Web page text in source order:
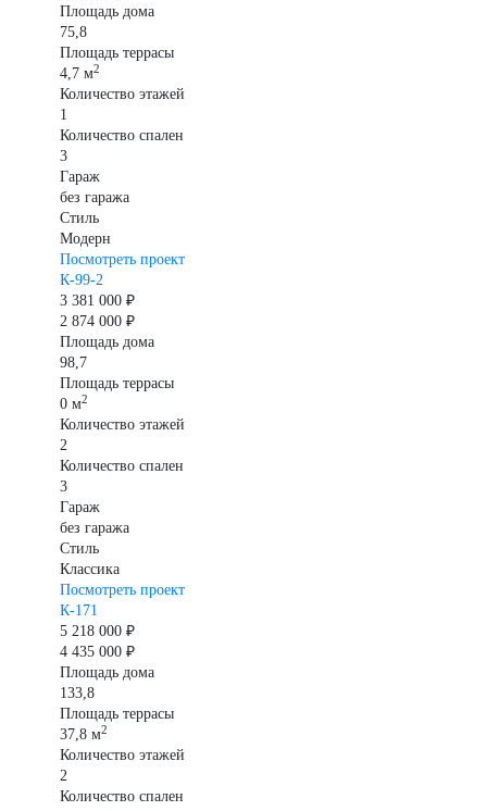
Площадь дома
75,8
Площадь террасы
4,7 м2
Количество этажей
1
Количество спален
3
Гараж
без гаража
Стиль
Модерн
Посмотреть проект
К-99-2
3 381 000 ₽
2 874 000 ₽
Площадь дома
98,7
Площадь террасы
0 м2
Количество этажей
2
Количество спален
3
Гараж
без гаража
Стиль
Классика
Посмотреть проект
К-171
5 218 000 ₽
4 435 000 ₽
Площадь дома
133,8
Площадь террасы
37,8 м2
Количество этажей
2
Количество спален